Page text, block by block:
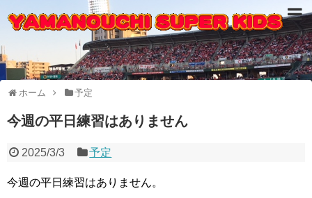
ホーム 予定
今週の平日練習はありません
2025/3/3 予定
今週の平日練習はありません。